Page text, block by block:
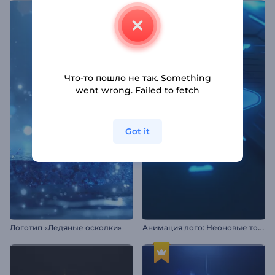
Логотип «Ледяные осколки» А
нимация лого: Неоновые толчки
Что-то пошло не так. Something
went wrong. Failed to fetch
Got it